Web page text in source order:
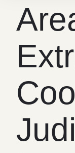
conteúdo